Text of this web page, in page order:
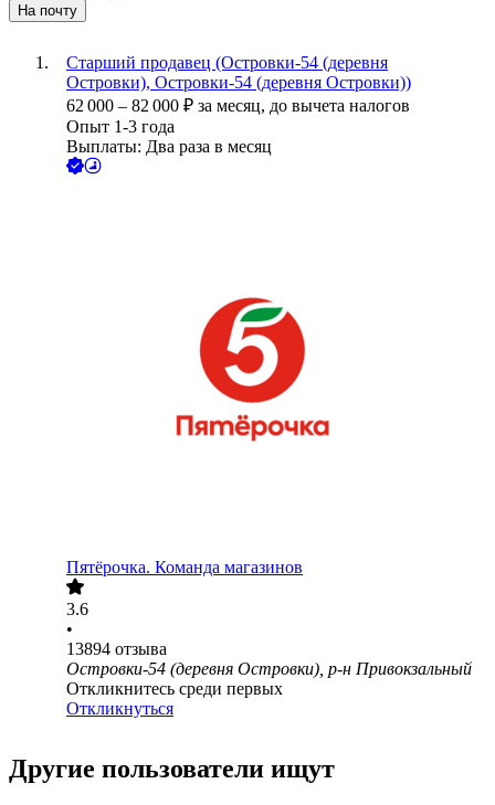
На почту
Старший продавец (Островки-54 (деревня
Островки), Островки-54 (деревня Островки))
62 000 – 82 000 ₽ за месяц, до вычета налогов
Опыт 1-3 года
Выплаты: Два раза в месяц
Пятёрочка. Команда магазинов
3.6
•
13894 отзыва
Островки-54 (деревня Островки), р-н Привокзальный
Откликнитесь среди первых
Откликнуться
Другие пользователи ищут